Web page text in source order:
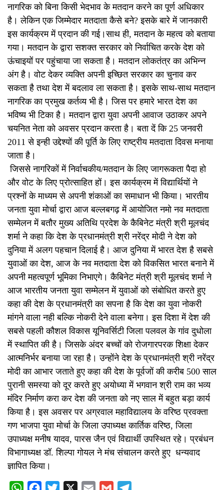
नागरिक को बिना किसी भेदभाव के मतदान करने का पूर्ण अधिकार
है। लेकिन एक जिम्मेदार मतदाता कैसे बने? इसके बारे में जानकारी
इस कार्यक्रम में प्रदान की गई।साथ ही, मतदान के महत्व को बताया
गया। मतदान के द्वारा सशक्त सरकार को निर्वाचित करके देश को
ऊंचाइयों पर पहुंचाया जा सकता है। मतदान लोकतंत्र का अभिन्न
अंग है। वोट देकर व्यक्ति अपनी इच्छित सरकार का चुनाव कर
सकता है तथा देश में बदलाव ला सकता है। इसके साथ-साथ मतदान
नागरिक का प्रमुख कर्तव्य भी है। जिस पर हमारे भारत देश का
भविष्य भी टिका है। मतदान द्वारा युवा अपनी आवाज उठाकर अपने
चयनित नेता को अवसर प्रदान करता है। बता दें कि 25 जनवरी
2011 से इन्ही उद्देश्यों की पूर्ति के लिए राष्ट्रीय मतदाता दिवस मनाया
जाता है।
जिससे नागरिकों में निर्वाचकीय/मतदान के लिए जागरूकता पैदा हो
और वोट के लिए प्रोत्साहित हों। इस कार्यक्रम में विद्यार्थियों ने
प्रश्नों के माध्यम से अपनी शंकाओं का समाधान भी किया। भारतीय
जनता युवा मोर्चा द्वारा आज बल्लबगढ़ में आयोजित नमो नव मतदाता
सम्मेलन में बतौर मुख्य अतिथि प्रदेश के कैबिनेट मंत्री श्री मूलचंद
शर्मा ने कहा कि देश के प्रधानमंत्री श्री नरेंद्र मोदी ने देश को
दुनिया में अलग पहचान दिलाई है। आज दुनिया में भारत देश है सबसे
युवाओं का देश, आज के नव मतदाता देश को विकसित भारत बनाने में
अपनी महत्वपूर्ण भूमिका निभाएगे। कैबिनेट मंत्री श्री मूलचंद शर्मा ने
आज भारतीय जनता युवा सम्मेलन में युवाओं को संबोधित करते हुए
कहा की देश के प्रधानमंत्री का सपना है कि देश का युवा नोकरी
मांगने वाला नही बल्कि नोकरी देने वाला बनेगा। इस दिशा में देश की
सबसे पहली कौशल विकास यूनिवर्सिटी जिला पलवल के गांव दुधोला
में स्थापित की है। जिसके अंदर बच्चों को रोजगारपरक शिक्षा देकर
आत्मनिर्भर बनाया जा रहा है। उन्होंने देश के प्रधानमंत्री श्री नरेंद्र
मोदी का आभार जताते हुए कहा की देश के पूर्वजों की करीब 500 साल
पुरानी समस्या को दूर करते हुए अयोध्या में भगवान श्री राम का भव्य
मंदिर निर्माण करा कर देश की जनता को नए साल में बहुत बड़ा कार्य
किया है। इस अवसर पर अग्रवाल महाविद्यालय के वरिष्ठ प्रवक्ता
गण भाजपा युवा मोर्चा के जिला उपाध्यक्ष कार्तिक वरिष्ठ, जिला
उपाध्यक्ष मनीष यादव, पारस जैन एवं विद्यार्थी उपस्थित रहे। प्रबंधन
विभागाध्यक्ष डॉ. शिल्पा गोयल ने मंच संचालन करते हुए धन्यवाद
ज्ञापित किया।
WhatsAppFacebook
Twitter Email Gmail